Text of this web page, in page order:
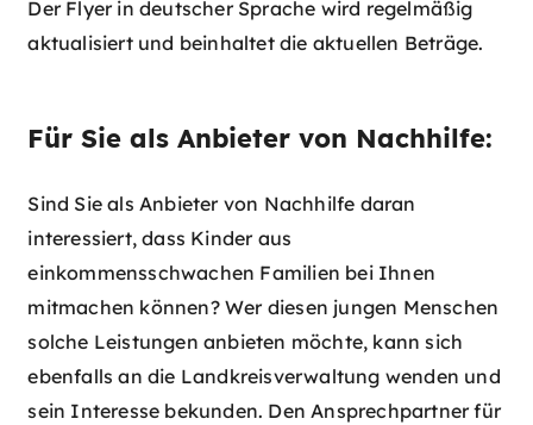
Der Flyer in deutscher Sprache wird regelmäßig
aktualisiert und beinhaltet die aktuellen Beträge.
Für Sie als Anbieter von Nachhilfe:
Sind Sie als Anbieter von Nachhilfe daran
interessiert, dass Kinder aus
einkommensschwachen Familien bei Ihnen
mitmachen können? Wer diesen jungen Menschen
solche Leistungen anbieten möchte, kann sich
ebenfalls an die Landkreisverwaltung wenden und
sein Interesse bekunden. Den Ansprechpartner für